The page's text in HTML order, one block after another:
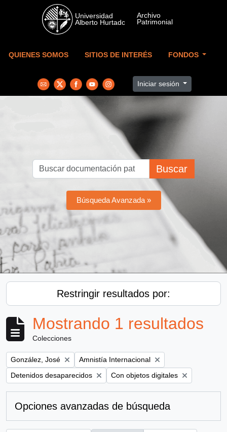
Skip to main content
QUIENES SOMOS SITIOS DE INTERÉS FONDOS
Iniciar sesión
Buscar
Búsqueda Avanzada »
Restringir resultados por:
Mostrando 1 resultados
Colecciones
Remove filter:
González, José Remove filter:
Amnistía Internacional
Remove filter:
Detenidos desaparecidos Remove filter:
Con objetos digitales
Opciones avanzadas de búsqueda